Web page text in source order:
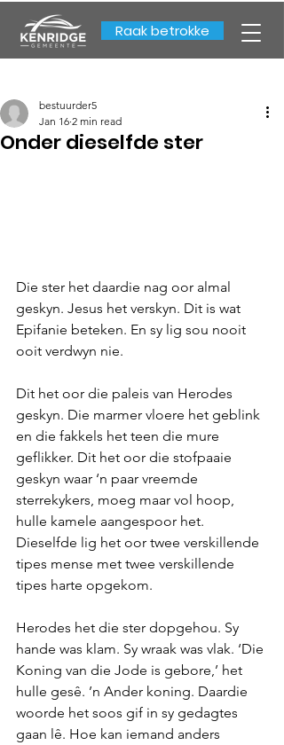
Raak betrokke
Onder dieselfde ster
bestuurder5
Jan 16 2 min read
Die ster het daardie nag oor almal
geskyn. Jesus het verskyn. Dit is wat
Epifanie beteken. En sy lig sou nooit
ooit verdwyn nie.
Dit het oor die paleis van Herodes
geskyn. Die marmer vloere het geblink
en die fakkels het teen die mure
geflikker. Dit het oor die stofpaaie
geskyn waar ‘n paar vreemde
sterrekykers, moeg maar vol hoop,
hulle kamele aangespoor het.
Dieselfde lig het oor twee verskillende
tipes mense met twee verskillende
tipes harte opgekom.
Herodes het die ster dopgehou. Sy
hande was klam. Sy wraak was vlak. ‘Die
Koning van die Jode is gebore,’ het
hulle gesê. ’n Ander koning. Daardie
woorde het soos gif in sy gedagtes
gaan lê. Hoe kan iemand anders